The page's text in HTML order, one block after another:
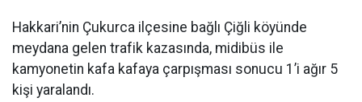
Hakkari’nin Çukurca ilçesine bağlı Çiğli köyünde
meydana gelen trafik kazasında, midibüs ile
kamyonetin kafa kafaya çarpışması sonucu 1’i ağır 5
kişi yaralandı.